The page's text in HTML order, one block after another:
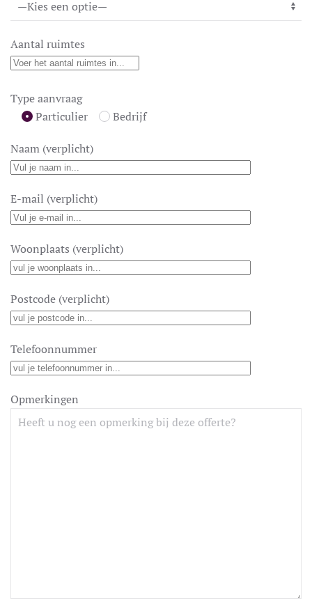
Aantal ruimtes
Type aanvraag
Particulier
Bedrijf
Naam (verplicht)
E-mail (verplicht)
Woonplaats (verplicht)
Postcode (verplicht)
Telefoonnummer
Opmerkingen